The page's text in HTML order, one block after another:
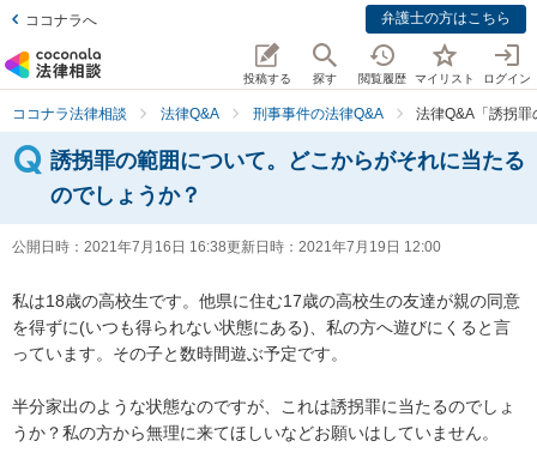
ココナラへ 弁護士の方はこちら
投稿する 探す 閲覧履歴 マイリスト ログイン
ココナラ法律相談 法律Q&A 刑事事件の法律Q&A 法律Q&A「誘拐
誘拐罪の範囲について。どこからがそれに当たる
のでしょうか？
公開日時： 2021年7月16日 16:38更新日時： 2021年7月19日 12:00
私は18歳の高校生です。他県に住む17歳の高校生の友達が親の同意
を得ずに(いつも得られない状態にある)、私の方へ遊びにくると言
っています。その子と数時間遊ぶ予定です。
半分家出のような状態なのですが、これは誘拐罪に当たるのでしょ
うか？私の方から無理に来てほしいなどお願いはしていません。